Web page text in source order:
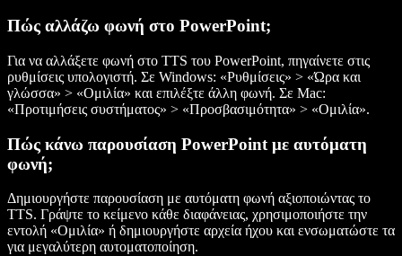
Πώς αλλάζω φωνή στο PowerPoint;
Για να αλλάξετε φωνή στο TTS του PowerPoint, πηγαίνετε στις
ρυθμίσεις υπολογιστή. Σε Windows: «Ρυθμίσεις» > «Ώρα και
γλώσσα» > «Ομιλία» και επιλέξτε άλλη φωνή. Σε Mac:
«Προτιμήσεις συστήματος» > «Προσβασιμότητα» > «Ομιλία».
Πώς κάνω παρουσίαση PowerPoint με αυτόματη
φωνή;
Δημιουργήστε παρουσίαση με αυτόματη φωνή αξιοποιώντας το
TTS. Γράψτε το κείμενο κάθε διαφάνειας, χρησιμοποιήστε την
εντολή «Ομιλία» ή δημιουργήστε αρχεία ήχου και ενσωματώστε τα
για μεγαλύτερη αυτοματοποίηση.